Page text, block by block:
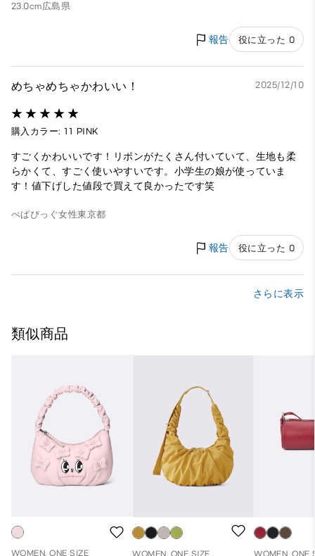
23.0cm広島県
報告 役に立った 0
めちゃめちゃかわいい！ 2025/12/10
購入カラー: 11 PINK
すごくかわいいです！リボンがたくさん付いていて、生地も柔
らかくて、すごく使いやすいです。小学生の娘が使っていま
す！値下げした値段で買えて良かったです笑
ぺぱぴっぐ女性東京都
報告 役に立った 0
さらに表示
類似商品
WOMEN, ONE SIZE
WOMEN, ONE SIZE
WOMEN, ONE